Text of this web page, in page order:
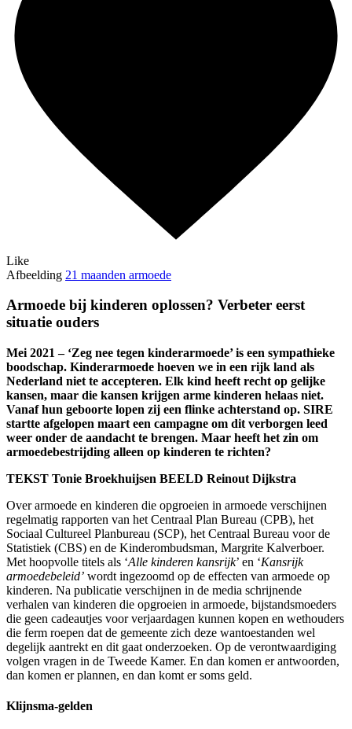
Like
Afbeelding 21 maanden armoede
Armoede bij kinderen oplossen? Verbeter eerst
situatie ouders
Mei 2021 – ‘Zeg nee tegen kinderarmoede’ is een sympathieke
boodschap. Kinder­armoede hoeven we in een rijk land als
Nederland niet te accepteren. Elk kind heeft recht op gelijke
kansen, maar die kansen krijgen arme kinderen helaas niet.
Vanaf hun geboorte lopen zij een flinke achterstand op. SIRE
startte afgelopen maart een campagne om dit verborgen leed
weer onder de aandacht te brengen. Maar heeft het zin om
armoedebestrijding alleen op kinderen te richten?
TEKST Tonie Broekhuijsen BEELD Reinout Dijkstra
Over armoede en kinderen die opgroeien in armoede verschijnen
regelmatig rapporten van het Centraal Plan Bureau (CPB), het
Sociaal Cultureel Planbureau (SCP), het Centraal Bureau voor de
Statistiek (CBS) en de Kinderombudsman, Margrite Kalverboer.
Met hoopvolle titels als ‘Alle kinderen kansrijk’ en ‘Kansrijk
armoedebeleid’ wordt ingezoomd op de effecten van armoede op
kinderen. Na publicatie verschijnen in de media schrijnende
verhalen van kinderen die opgroeien in armoede, bijstandsmoeders
die geen cadeautjes voor verjaardagen kunnen kopen en wethouders
die ferm roepen dat de gemeente zich deze wantoestanden wel
degelijk aantrekt en dit gaat onderzoeken. Op de verontwaardiging
volgen vragen in de Tweede Kamer. En dan komen er antwoorden,
dan komen er plannen, en dan komt er soms geld.
Klijnsma-gelden